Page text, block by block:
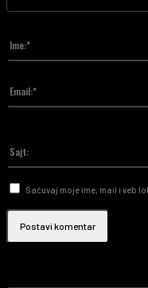
Sačuvaj moje ime, mail i veb